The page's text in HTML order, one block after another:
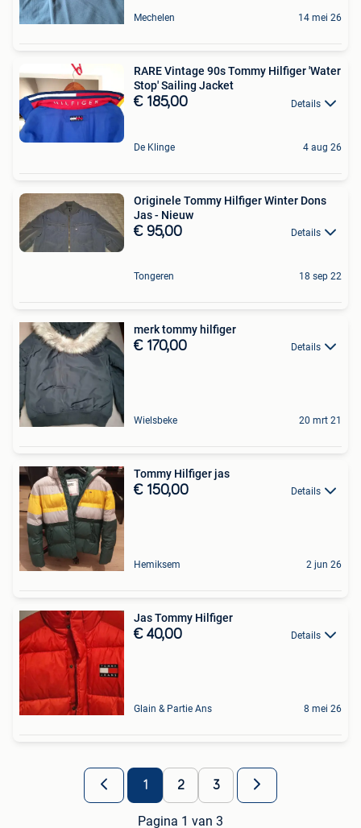
Mechelen 14 mei 26
RARE Vintage 90s Tommy Hilfiger 'Water
Stop' Sailing Jacket
€ 185,00 Details
De Klinge 4 aug 26
Originele Tommy Hilfiger Winter Dons
Jas - Nieuw
€ 95,00 Details
Tongeren 18 sep 22
merk tommy hilfiger
€ 170,00 Details
Wielsbeke 20 mrt 21
Tommy Hilfiger jas
€ 150,00 Details
Hemiksem 2 jun 26
Jas Tommy Hilfiger
€ 40,00 Details
Glain & Partie Ans 8 mei 26
1 2 3
Pagina 1 van 3